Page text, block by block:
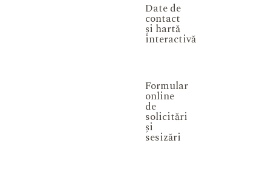
Date de
contact
și hartă
interactivă
Formular
online
de
solicitări
și
sesizări